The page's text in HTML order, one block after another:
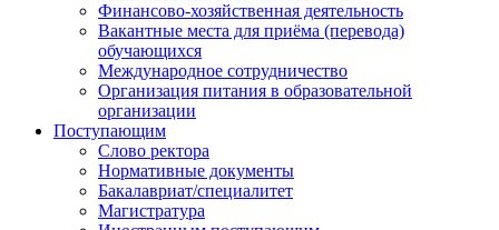
Финансово-хозяйственная деятельность
Вакантные места для приёма (перевода)
обучающихся
Международное сотрудничество
Организация питания в образовательной
организации
Поступающим
Слово ректора
Нормативные документы
Бакалавриат/специалитет
Магистратура